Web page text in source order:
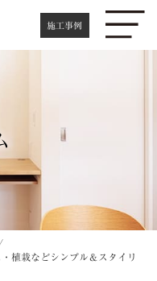
施工事例
植栽などシンプル＆スタイリ